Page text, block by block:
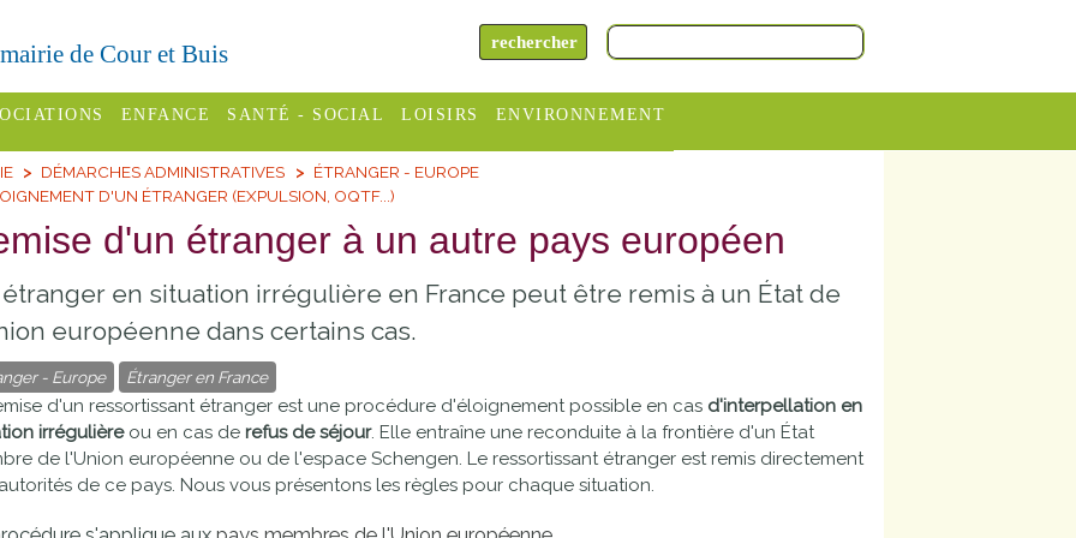
de Cour et Buis
des
des
ENFANCE
Assistantes
maternelles
assistante
maternelle
Pôle petite
SANTÉ - SOCIAL
Centres
sociaux
ADMR
CCAS
Conseil
Départemental
Le SSIAD
des Trois
LOISIRS
Offices
de
tourisme
Piscines
Sélection
d'activité
ENVIRONNEMENT
Redevance
incitative
DÉMARCHES ADMINISTRATIVES
ÉTRANGER - EUROPE
D'UN ÉTRANGER (EXPULSION, OQTF...)
d'un étranger à un autre pays européen
en situation irrégulière en France peut être remis à un État de
européenne dans certains cas.
- Europe Étranger en France
d'un ressortissant étranger est une procédure d'éloignement possible en cas d'interpellation en
irrégulièreou en cas de refus de séjour. Elle entraîne une reconduite à la frontière d'un État
de l'Union européenne ou de l'espace Schengen. Le ressortissant étranger est remis directement
de ce pays. Nous vous présentons les règles pour chaque situation.